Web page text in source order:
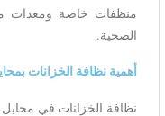
منظفات خاصة ومعدات
الصحية.
أهمية نظافة الخزانات
نظافة الخزانات في